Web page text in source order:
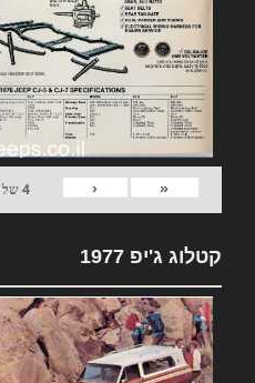
«
‹
4של
קטלוג ג'יפ 1977